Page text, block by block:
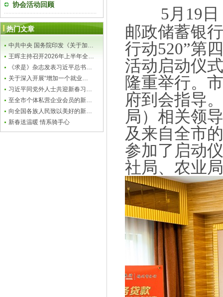
协会活动回顾
热门文章
中共中央 国务院印发《关于加…
王晖主持召开2026年上半年全…
《求是》杂志发表习近平总书…
关于深入开展“增加一个就业…
习近平同党外人士共迎新春习…
至全市个体私营企业会员的新…
向全国各族人民致以美好的新…
新春送温暖 情系骑手心
5月19
邮政储蓄银
行动520”第
活动启动仪
隆重举行。
府到会指导
局）相关领
及来自全市
参加了启动
社局、农业